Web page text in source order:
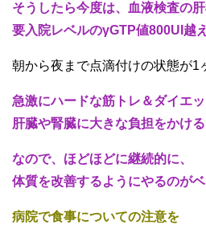
そうしたら今度は、血液検査の
要入院レベルのγGTP値800UI越
朝から夜まで点滴付けの状態が1
急激にハードな筋トレ＆ダイエ
肝臓や腎臓に大きな負担をかける
なので、ほどほどに継続的に、
体質を改善するようにやるのがベ
病院で食事についての注意を